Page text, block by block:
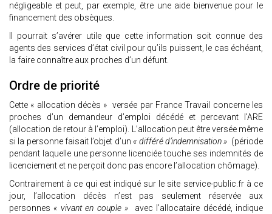
négligeable et peut, par exemple, être une aide bienvenue pour le
financement des obsèques.
Il pourrait s’avérer utile que cette information soit connue des
agents des services d’état civil pour qu’ils puissent, le cas échéant,
la faire connaître aux proches d’un défunt.
Ordre de priorité
Cette « allocation décès » versée par France Travail concerne les
proches d’un demandeur d’emploi décédé et percevant l’ARE
(allocation de retour à l’emploi). L’allocation peut être versée même
si la personne faisait l’objet d’un « différé d’indemnisation » (période
pendant laquelle une personne licenciée touche ses indemnités de
licenciement et ne perçoit donc pas encore l’allocation chômage).
Contrairement à ce qui est indiqué sur le site service-public.fr à ce
jour, l’allocation décès n’est pas seulement réservée aux
personnes « vivant en couple »
avec l’allocataire décédé, indique